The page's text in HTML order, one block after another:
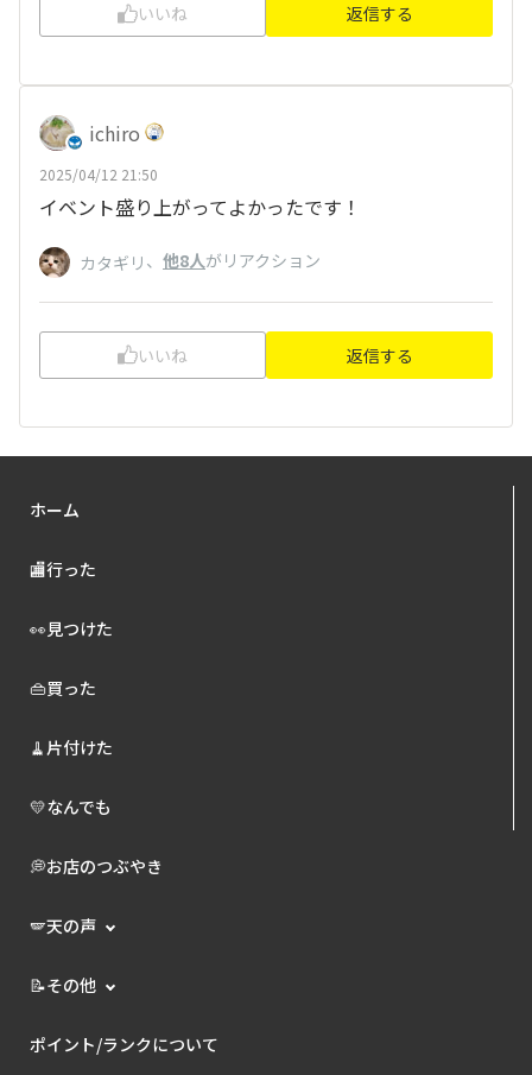
いいね 返信する
ichiro
2025/04/12 21:50
イベント盛り上がってよかったです！
カタギリ 、 他8人がリアクション
いいね 返信する
ホーム
🏬行った
👀見つけた
👜買った
🧹片付けた
💛なんでも
💭お店のつぶやき
🪽天の声
📝その他
ポイント/ランクについて